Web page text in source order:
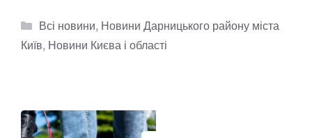
Категорії
Всі новини, Новини Дарницького району міста
Київ, Новини Києва і області